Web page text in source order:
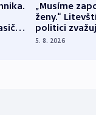
z
„Musíme
ženy.“
politici
dohodu o
5. 8. 2026